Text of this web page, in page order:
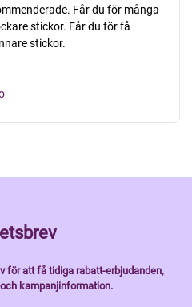
Får du för många
stickor. Får du för få
stickor.
för att få tidiga rabatt-erbjudanden,
kampanjinformation.